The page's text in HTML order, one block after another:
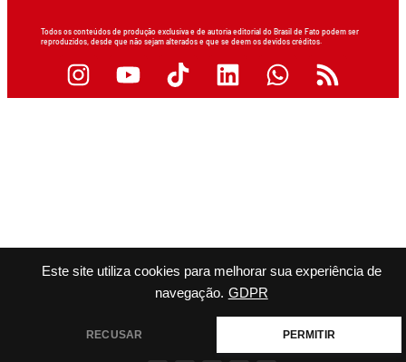
Este site utiliza cookies para melhorar sua experiência de
navegação. GDPR
RECUSAR PERMITIR
Todos os conteúdos de produção exclusiva e de autoria editorial do Brasil de Fato podem ser
reproduzidos, desde que não sejam alterados e que se deem os devidos créditos.